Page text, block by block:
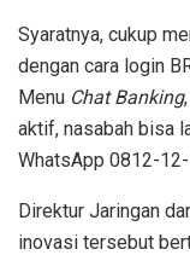
Syaratnya, cukup
dengan cara login
Menu Chat Banking
aktif, nasabah bisa
WhatsApp 0812-
Direktur Jaringan
inovasi tersebut